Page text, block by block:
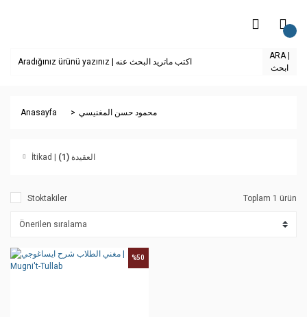
ARA |
ابحث
Anasayfa محمود حسن المغنيسي
İtikad | العقيدة(1)
Stoktakiler Toplam 1 ürün
%50